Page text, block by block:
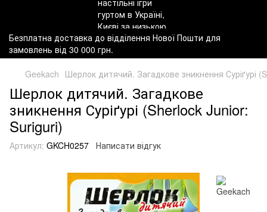
Безплатна доставка до відділення Нової Пошти для
замовлень від 30 000 грн.
Geekach Шерлок дитячий. Загадкове зникнення Суріґурі
Шерлок дитячий. Загадкове
зникнення Суріґурі (Sherlock Junior:
Suriguri)
Артикул: GKCH0257 Написати відгук